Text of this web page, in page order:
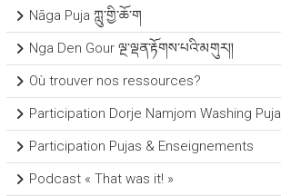
Nāga Puja ཀླུ་གྱི་ཆོ་ག
Nga Den Gour ལྔ་ལྡན་རྟོགས་པའི་མགུར།།
Où trouver nos ressources?
Participation Dorje Namjom Washing Puja
Participation Pujas & Enseignements
Podcast « That was it! »